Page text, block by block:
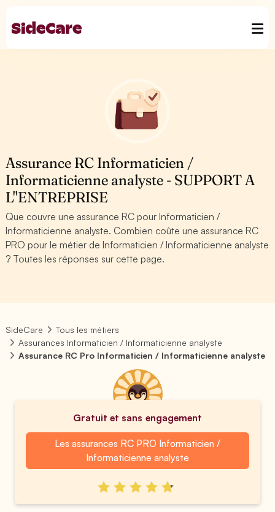
Assurance RC Informaticien /
Informaticienne analyste - SUPPORT A
L''ENTREPRISE
Que couvre une assurance RC pour Informaticien /
Informaticienne analyste. Combien coûte une assurance RC
PRO pour le métier de Informaticien / Informaticienne analyste
? Toutes les réponses sur cette page.
SideCare
Tous les métiers
Assurances Informaticien / Informaticienne analyste
Assurance RC Pro Informaticien / Informaticienne analyste
Gratuit et sans engagement
Les assurances RC PRO Informaticien /
Informaticienne analyste